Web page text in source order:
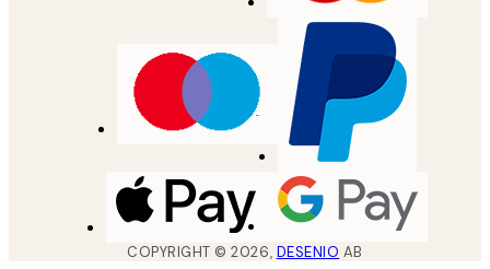
COPYRIGHT ©2026, DESENIO AB